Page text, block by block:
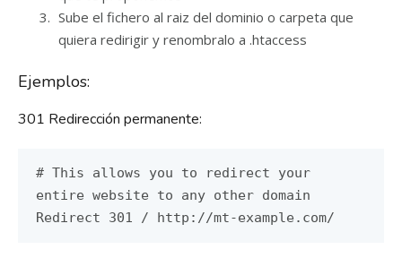
Sube el fichero al raiz del dominio o carpeta que
quiera redirigir y renombralo a .htaccess
Ejemplos:
301 Redirección permanente:
# This allows you to redirect your
entire website to any other domain
Redirect 301 / http://mt-example.com/